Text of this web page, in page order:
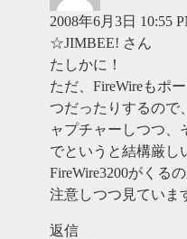
2008年6月3日 10:55
☆JIMBEE! さん
たしかに！
ただ、FireWireもポ
つだったりするので
ャプチャーしつつ、
でというと結構厳し
FireWire3200がくる
注意しつつ見ていま
返信